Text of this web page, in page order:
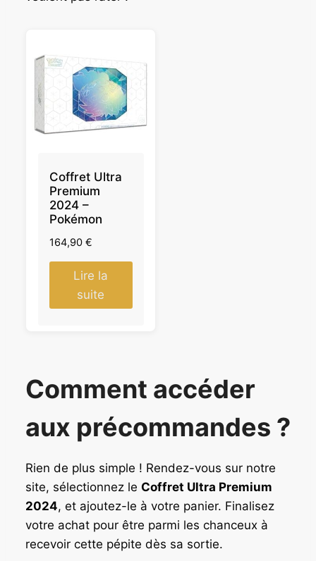
Coffret Ultra
Premium
2024 –
Pokémon
164,90 €
Lire la
suite
Comment accéder
aux précommandes ?
Rien de plus simple ! Rendez-vous sur notre
site, sélectionnez le Coffret Ultra Premium
2024, et ajoutez-le à votre panier. Finalisez
votre achat pour être parmi les chanceux à
recevoir cette pépite dès sa sortie.